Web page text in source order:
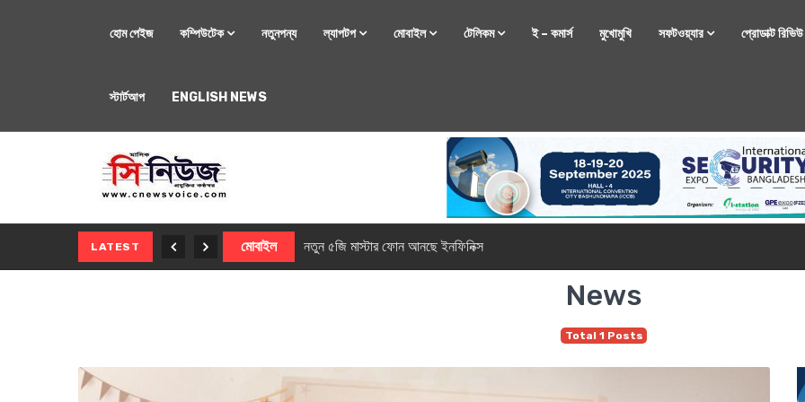
হোম পেইজ কম্পিউটেক নতুনপন্য ল্যাপটপ মোবাইল টেলিকম ই – কমার্স মুখোমুখি সফটওয়্যার প্রোডাক্ট রিভিউ
স্টার্টআপ ENGLISH NEWS
LATEST মোবাইল নতুন সি-সিরিজ স্মার্টফোন নিয়ে আসছে রিয়েলমি
News
Total 1 Posts